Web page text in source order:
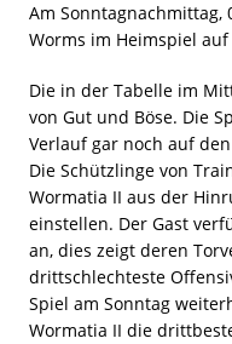
Am Sonntagnachmittag,
Worms im Heimspiel
Die in der Tabelle im
von Gut und Böse. Die
Verlauf gar noch auf
Die Schützlinge von
Wormatia II aus der
einstellen. Der Gast
an, dies zeigt deren
drittschlechteste
Spiel am Sonntag
Wormatia II die